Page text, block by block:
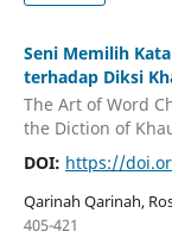
Seni Memilih
terhadap Diksi
The Art of Word
the Diction of
DOI: https://
Qarinah Qarinah,
405-421